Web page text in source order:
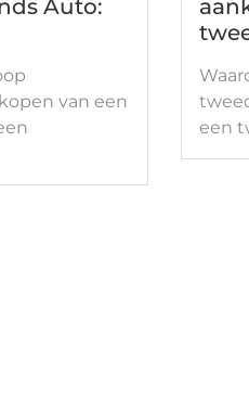
Auto:
van een
een